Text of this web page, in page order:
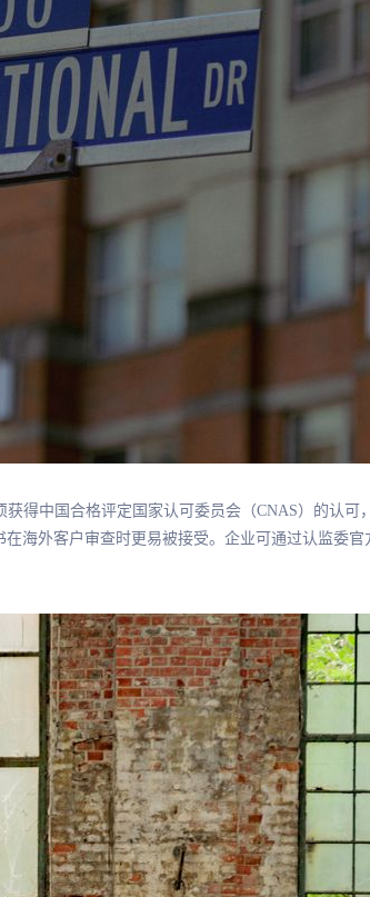
得中国合格评定国家认可委员会（CNAS）的认可
海外客户审查时更易被接受。企业可通过认监委官